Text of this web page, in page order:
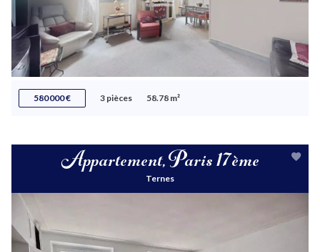
580 000 € 3 pièces 58.78 m²
Appartement, Paris 17ème
Ternes